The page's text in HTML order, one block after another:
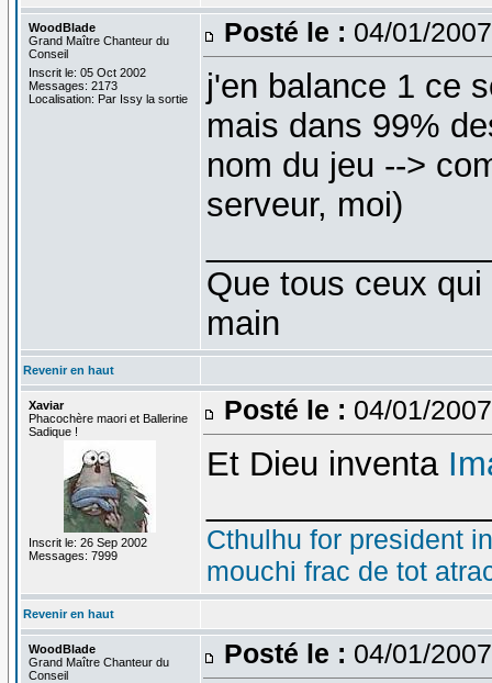
WoodBlade
Grand Maître Chanteur du
Conseil
Inscrit le: 05 Oct 2002
Messages: 2173
Localisation: Par Issy la sortie
Posté le : 04/01/
j'en balance 1 ce
mais dans 99%
nom du jeu -->
serveur, moi)
Que tous ceux
main
Revenir en haut
Xaviar
Phacochère maori et Ballerine
Sadique !
Inscrit le: 26 Sep 2002
Messages: 7999
Posté le : 04/01/
Et Dieu inventa
Cthulhu for president
mouchi frac de tot
Revenir en haut
WoodBlade
Grand Maître Chanteur du
Conseil
Posté le : 04/01/